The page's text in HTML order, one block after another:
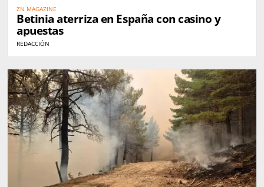
ZN MAGAZINE
Betinia aterriza en España con casino y
apuestas
REDACCIÓN